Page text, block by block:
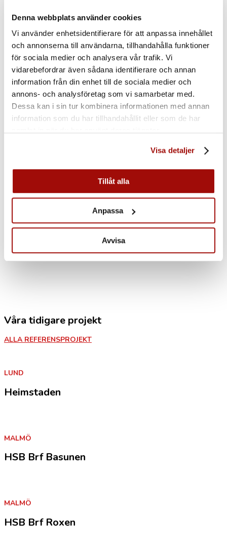
Denna webbplats använder cookies
Vi använder enhetsidentifierare för att anpassa innehållet
och annonserna till användarna, tillhandahålla funktioner
för sociala medier och analysera vår trafik. Vi
vidarebefordrar även sådana identifierare och annan
information från din enhet till de sociala medier och
annons- och analysföretag som vi samarbetar med.
Dessa kan i sin tur kombinera informationen med annan
information som du har tillhandahållit eller som de har
Visa detaljer
Tillåt alla
Anpassa
Avvisa
investering!
Relining genomförs till ett lägre pris än ett stambyte men det är
också ett ekonomiskt och miljövänligt smart val. Våra metoder är
mycket effektiva och tar oftast bara några dagar per hushåll.
Dessutom behöver vi inte riva bort gamla rör eller bryta upp till
exempel golv. Det sparar både pengar och tid och minskar
avtrycket på miljön.
Kontakta oss så kommer vi ut och inspekterar på plats. Vänta inte
tills det är för sent med renoveringen av era rör – det kan bli
kostsamt!
$
Våra tidigare projekt
ALLA REFERENSPROJEKT
LUND
Heimstaden
MALMÖ
HSB Brf Basunen
MALMÖ
HSB Brf Roxen